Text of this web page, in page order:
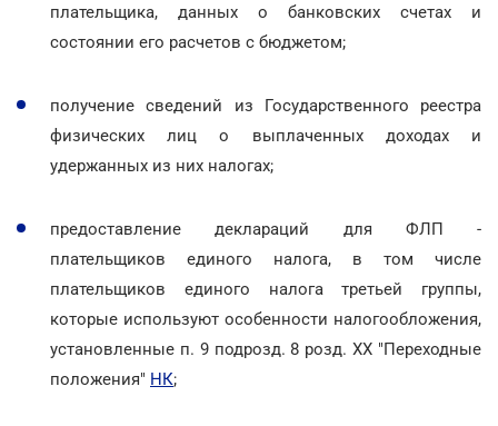
плательщика, данных о банковских счетах и
состоянии его расчетов с бюджетом;
получение сведений из Государственного реестра
физических лиц о выплаченных доходах и
удержанных из них налогах;
предоставление деклараций для ФЛП -
плательщиков единого налога, в том числе
плательщиков единого налога третьей группы,
которые используют особенности налогообложения,
установленные п. 9 подрозд. 8 розд. ХХ "Переходные
положения" НК;